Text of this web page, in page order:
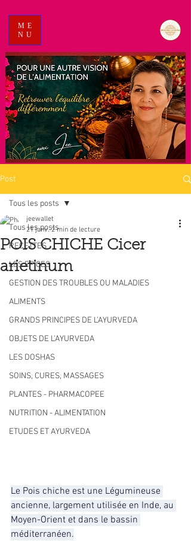
ME
NU
Post
Tous les posts
RECETTES
LES EPICES
GESTION DES TROUBLES OU MALADIES
ALIMENTS
GRANDS PRINCIPES DE L'AYURVEDA
OBJETS DE L'AYURVEDA
LES DOSHAS
SOINS, CURES, MASSAGES
PLANTES - PHARMACOPEE
NUTRITION - ALIMENTATION
ETUDES ET AYURVEDA
Tous les posts
POIS CHICHE Cicer
arietinum
jeewallet
21 janv. 2 min de lecture
Le Pois chiche est une Légumineuse
ancienne, largement utilisée en Inde, au
Moyen-Orient et dans le bassin
méditerranéen.